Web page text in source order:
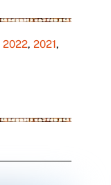
2022, 2021,